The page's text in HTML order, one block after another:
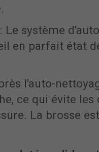
: Le système
en parfait état
l'auto-
ce qui évite les
La brosse